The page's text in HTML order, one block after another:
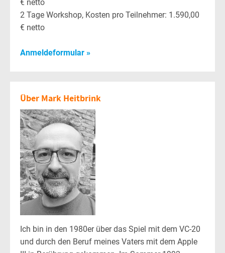
€ netto
2 Tage Workshop, Kosten pro Teilnehmer: 1.590,00
€ netto
Anmeldeformular »
Über Mark Heitbrink
Ich bin in den 1980er über das Spiel mit dem VC-20
und durch den Beruf meines Vaters mit dem Apple